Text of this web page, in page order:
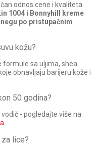
odnos cene i kvaliteta.
1004 i Bonnyhill kreme
po pristupačnim
kožu?
formule sa uljima, shea
obnavljaju barijeru kože i
50 godina?
- pogledajte više na
lice?